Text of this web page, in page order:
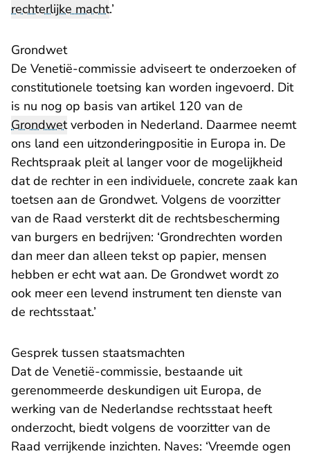
rechterlijke macht.’
Grondwet
De Venetië-commissie adviseert te onderzoeken of
constitutionele toetsing kan worden ingevoerd. Dit
is nu nog op basis van artikel 120 van de
Grondwetverboden in Nederland. Daarmee neemt
ons land een uitzonderingpositie in Europa in. De
Rechtspraak pleit al langer voor de mogelijkheid
dat de rechter in een individuele, concrete zaak kan
toetsen aan de Grondwet. Volgens de voorzitter
van de Raad versterkt dit de rechtsbescherming
van burgers en bedrijven: ‘Grondrechten worden
dan meer dan alleen tekst op papier, mensen
hebben er echt wat aan. De Grondwet wordt zo
ook meer een levend instrument ten dienste van
de rechtsstaat.’
Gesprek tussen staatsmachten
Dat de Venetië-commissie, bestaande uit
gerenommeerde deskundigen uit Europa, de
werking van de Nederlandse rechtsstaat heeft
onderzocht, biedt volgens de voorzitter van de
Raad verrijkende inzichten. Naves: ‘Vreemde ogen